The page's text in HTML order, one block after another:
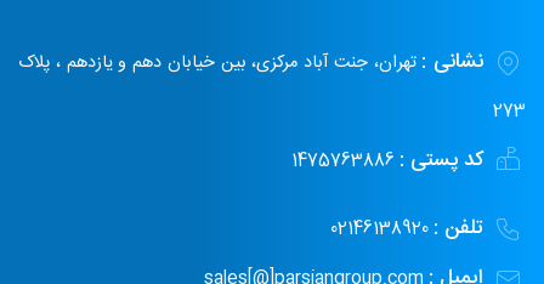
نشانی : تهران، جنت آباد مرکزی، بین خیابان دهم و یازدهم ، پلاک
273
کد پستی :
تلفن :